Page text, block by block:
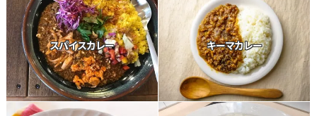
スパイスカレー キーマカレー